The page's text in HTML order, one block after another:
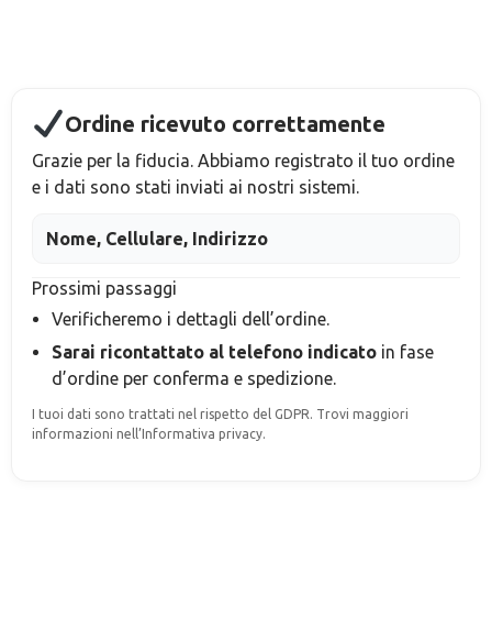
Ordine ricevuto correttamente
Grazie per la fiducia. Abbiamo registrato il tuo ordine
e i dati sono stati inviati ai nostri sistemi.
Nome, Cellulare, Indirizzo
Prossimi passaggi
Verificheremo i dettagli dell’ordine.
Sarai ricontattato al telefono indicato in fase
d’ordine per conferma e spedizione.
I tuoi dati sono trattati nel rispetto del GDPR. Trovi maggiori
informazioni nell’Informativa privacy.